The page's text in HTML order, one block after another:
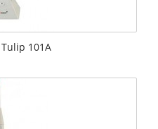
101A